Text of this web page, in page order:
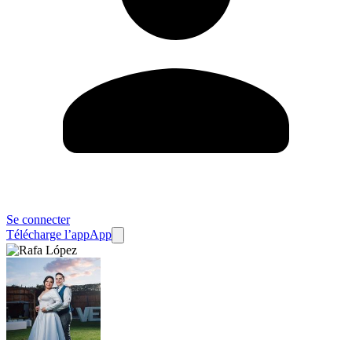
Se connecter
Télécharge l’appApp